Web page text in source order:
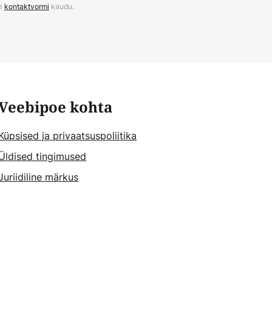
kontaktvormi kaudu.
kohta
ja privaatsuspoliitika
tingimused
märkus